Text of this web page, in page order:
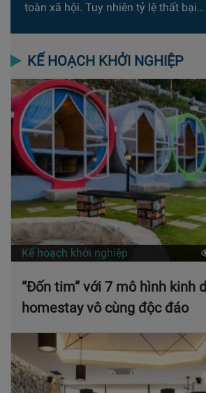
toàn xã hội. Tuy nhiên tỷ lệ thất bại…
KẾ HOẠCH KHỞI NGHIỆP
Kế hoạch khởi nghiệp
“Đốn tim” với 7 mô hình kinh
homestay vô cùng độc đáo